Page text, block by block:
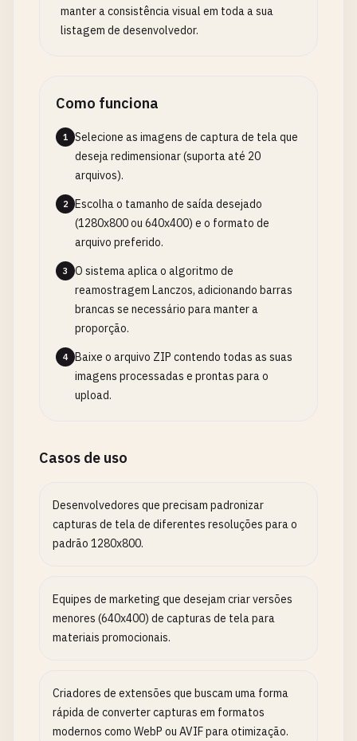
manter a consistência visual em toda a sua
listagem de desenvolvedor.
Como funciona
1
Selecione as imagens de captura de tela que
deseja redimensionar (suporta até 20
arquivos).
2
Escolha o tamanho de saída desejado
(1280x800 ou 640x400) e o formato de
arquivo preferido.
3
O sistema aplica o algoritmo de
reamostragem Lanczos, adicionando barras
brancas se necessário para manter a
proporção.
4
Baixe o arquivo ZIP contendo todas as suas
imagens processadas e prontas para o
upload.
Casos de uso
Desenvolvedores que precisam padronizar
capturas de tela de diferentes resoluções para o
padrão 1280x800.
Equipes de marketing que desejam criar versões
menores (640x400) de capturas de tela para
materiais promocionais.
Criadores de extensões que buscam uma forma
rápida de converter capturas em formatos
modernos como WebP ou AVIF para otimização.